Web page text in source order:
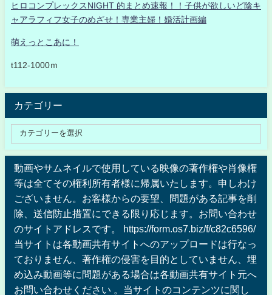
ヒロコンプレックスNIGHT 的まとめ速報！！子供が欲しいど陰キ
ャアラフィフ女子のめざせ！専業主婦！婚活計画編
萌えっとこあに！
t112-1000ｍ
カテゴリー
動画やサムネイルで使用している映像の著作権や肖像権
等は全てその権利所有者様に帰属いたします。申しわけ
ございません。お客様からの要望、問題がある記事を削
除、送信防止措置にできる限り応じます。お問い合わせ
のサイトアドレスです。 https://form.os7.biz/f/c82c6596/
当サイトは各動画共有サイトへのアップロードは行なっ
ておりません、著作権の侵害を目的としていません、埋
め込み動画等に問題がある場合は各動画共有サイト元へ
お問い合わせください 。当サイトのコンテンツに関し